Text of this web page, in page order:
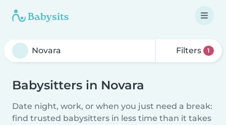
Filters 1
Babysitters in Novara
Date night, work, or when you just need a break:
find trusted babysitters in less time than it takes